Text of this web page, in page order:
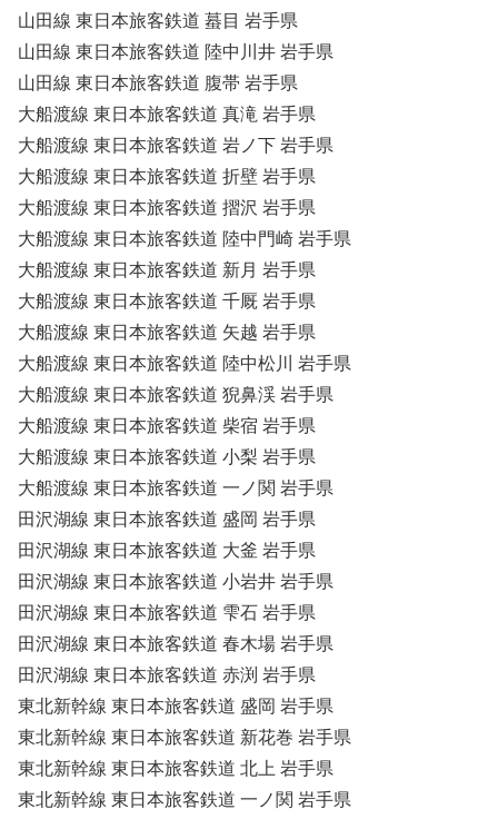
山田線 東日本旅客鉄道 蟇目 岩手県
山田線 東日本旅客鉄道 陸中川井 岩手県
山田線 東日本旅客鉄道 腹帯 岩手県
大船渡線 東日本旅客鉄道 真滝 岩手県
大船渡線 東日本旅客鉄道 岩ノ下 岩手県
大船渡線 東日本旅客鉄道 折壁 岩手県
大船渡線 東日本旅客鉄道 摺沢 岩手県
大船渡線 東日本旅客鉄道 陸中門崎 岩手県
大船渡線 東日本旅客鉄道 新月 岩手県
大船渡線 東日本旅客鉄道 千厩 岩手県
大船渡線 東日本旅客鉄道 矢越 岩手県
大船渡線 東日本旅客鉄道 陸中松川 岩手県
大船渡線 東日本旅客鉄道 猊鼻渓 岩手県
大船渡線 東日本旅客鉄道 柴宿 岩手県
大船渡線 東日本旅客鉄道 小梨 岩手県
大船渡線 東日本旅客鉄道 一ノ関 岩手県
田沢湖線 東日本旅客鉄道 盛岡 岩手県
田沢湖線 東日本旅客鉄道 大釜 岩手県
田沢湖線 東日本旅客鉄道 小岩井 岩手県
田沢湖線 東日本旅客鉄道 雫石 岩手県
田沢湖線 東日本旅客鉄道 春木場 岩手県
田沢湖線 東日本旅客鉄道 赤渕 岩手県
東北新幹線 東日本旅客鉄道 盛岡 岩手県
東北新幹線 東日本旅客鉄道 新花巻 岩手県
東北新幹線 東日本旅客鉄道 北上 岩手県
東北新幹線 東日本旅客鉄道 一ノ関 岩手県